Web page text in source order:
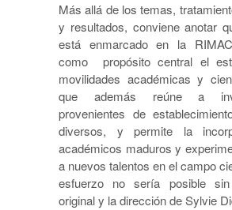
Más allá de los temas,
y resultados, conviene anotar
está enmarcado en la
como propósito central el
movilidades académicas y
que además reúne a
provenientes de
diversos, y permite la
académicos maduros y
a nuevos talentos en el campo
esfuerzo no sería posible
original y la dirección de Sylvie